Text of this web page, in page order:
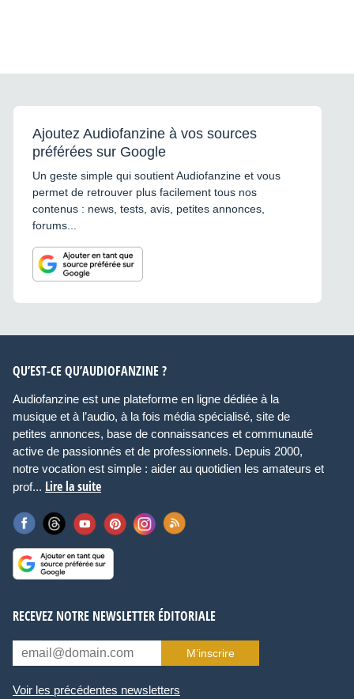
Ajoutez Audiofanzine à vos sources
préférées sur Google
Un geste simple qui soutient Audiofanzine et vous
permet de retrouver plus facilement tous nos
contenus : news, tests, avis, petites annonces,
forums...
QU’EST-CE QU’AUDIOFANZINE ?
Audiofanzine est une plateforme en ligne dédiée à la
musique et à l’audio, à la fois média spécialisé, site de
petites annonces, base de connaissances et communauté
active de passionnés et de professionnels. Depuis 2000,
notre vocation est simple : aider au quotidien les amateurs et
prof... Lire la suite
RECEVEZ NOTRE NEWSLETTER ÉDITORIALE
M’inscrire
Voir les précédentes newsletters